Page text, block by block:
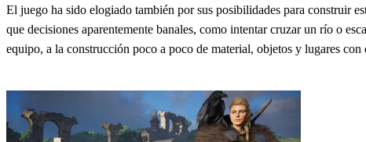
El juego ha sido elogiado también por sus posibilidades para construir
que decisiones aparentemente banales, como intentar cruzar un río o
equipo, a la construcción poco a poco de material, objetos y lugares con